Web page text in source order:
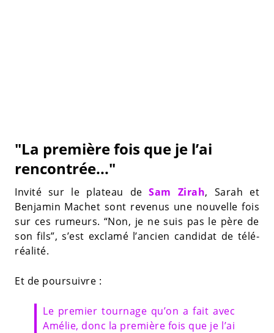
"La première fois que je l’ai
rencontrée..."
Invité sur le plateau deSam Zirah, Sarah et
Benjamin Machet sont revenus une nouvelle fois
sur ces rumeurs. “Non, je ne suis pas le père de
son fils”, s’est exclamé l’ancien candidat de télé-
réalité.
Et de poursuivre :
Le premier tournage qu’on a fait avec
Amélie, donc la première fois que je l’ai